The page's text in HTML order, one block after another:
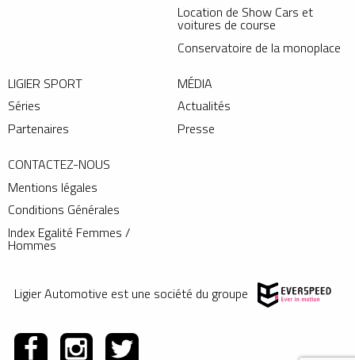
Location de Show Cars et
voitures de course
Conservatoire de la monoplace
LIGIER SPORT
Séries
Partenaires
MÉDIA
Actualités
Presse
CONTACTEZ-NOUS
Mentions légales
Conditions Générales
Index Egalité Femmes /
Hommes
Ligier Automotive est une société du groupe